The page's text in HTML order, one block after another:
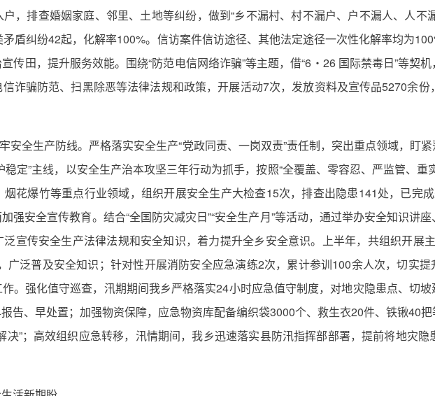
，排查婚姻家庭、邻里、土地等纠纷，做到“乡不漏村、村不漏户、户不漏人、人不
盾纠纷42起，化解率100%。信访案件信访途径、其他法定途径一次性化解率均为
传田，提升服务效能。围绕“防范电信网络诈骗”等主题，借“6・26 国际禁毒日”等契
诈骗防范、扫黑除恶等法律法规和政策，开展活动7次，发放资料及宣传品5270余份
安全生产防线。严格落实安全生产“党政同责、一岗双责”责任制，突出重点领域，盯
定”主线，以安全生产治本攻坚三年行动为抓手，按照“全覆盖、零容忍、严监管、重
花爆竹等重点行业领域，组织开展安全生产大检查15次，排查出隐患141处，已完
强安全宣传教育。结合“全国防灾减灾日”“安全生产月”等活动，通过举办安全知识讲
宣传安全生产法律法规和安全知识，着力提升全乡安全意识。上半年，共组织开展
广泛普及安全知识；针对性开展消防安全应急演练2次，累计参训100余人次，切实
。强化值守巡查，汛期期间我乡严格落实24小时应急值守制度，对地灾隐患点、切
告、早处置；加强物资保障，应急物资库配备编织袋3000个、救生衣20件、铁锹40
决”；高效组织应急转移，汛情期间，我乡迅速落实县防汛指挥部部署，提前将地灾